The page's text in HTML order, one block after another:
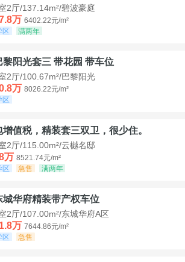
2厅/137.14m²/碧波豪庭
万 6402.22元/m²
区
满两年
黎阳光套三 带花园 带车位
2厅/100.67m²/巴黎阳光
万 8026.22元/m²
区
增值税，精装套三双卫，很少住。
2厅/115.00m²/云樾名邸
万 8521.74元/m²
区
急售 满两年
城华府精装带产权车位
2厅/107.00m²/东城华府A区
万 7644.86元/m²
区
急售